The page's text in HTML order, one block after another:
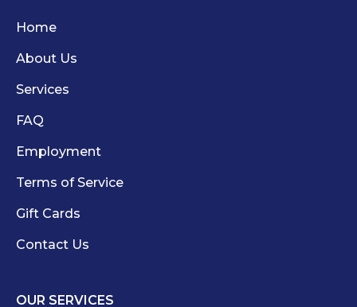
Home
About Us
Services
FAQ
Employment
Terms of Service
Gift Cards
Contact Us
OUR SERVICES